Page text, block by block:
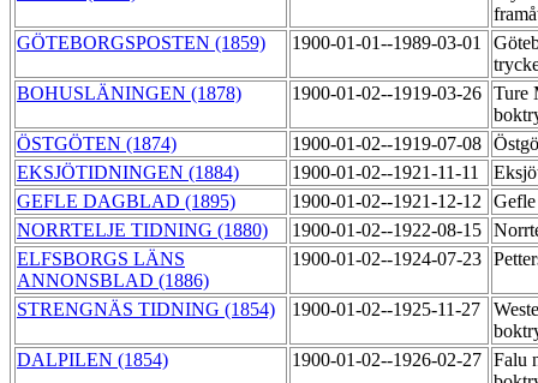
GÖTEBORGSPOSTEN (1859)
1900-01-01--1989-03-01
BOHUSLÄNINGEN (1878)
1900-01-02--1919-03-26 Ture
ÖSTGÖTEN (1874)
1900-01-02--1919-07-08
EKSJÖTIDNINGEN (1884)
1900-01-02--1921-11-11
GEFLE DAGBLAD (1895)
1900-01-02--1921-12-12
NORRTELJE TIDNING (1880)
1900-01-02--1922-08-15
ELFSBORGS LÄNS
ANNONSBLAD (1886)
1900-01-02--1924-07-23
STRENGNÄS TIDNING (1854) 1900-01-02--1925-11-27
DALPILEN (1854)
1900-01-02--1926-02-27 Falu